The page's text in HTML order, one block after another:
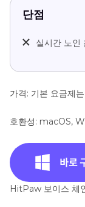
단점
실시간 노인
가격: 기본 요금제
호환성: macOS,
HitPaw 보이스 체